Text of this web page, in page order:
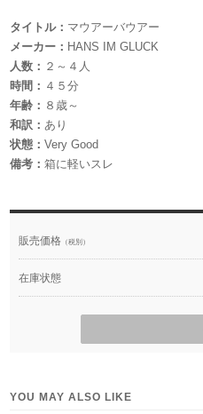
タイトル： マウアーバウアー
メーカー： HANS IM GLUCK
人数： ２～４人
時間： ４５分
年齢： ８歳～
和訳：あり
状態：Very Good
備考：箱に軽いスレ
販売価格 （税別）
在庫状態
YOU MAY ALSO LIKE